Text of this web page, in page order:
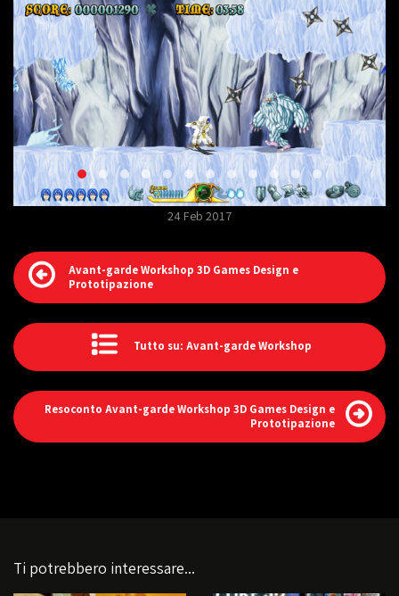
24 Feb 2017
Avant-garde Workshop 3D Games Design e
Prototipazione
Tutto su: Avant-garde Workshop
Resoconto Avant-garde Workshop 3D Games Design e
Prototipazione
Ti potrebbero interessare...